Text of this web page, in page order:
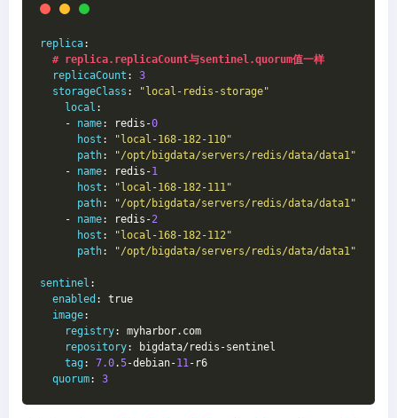
replica:
# replica.replicaCount与sentinel.quorum值一样
replicaCount : 3
storageClass :
"local-redis-storage"
local :
- name: redis-0
host :
"local-168-182-110"
path:
"/opt/bigdata/servers/redis/data/data1"
- name: redis-1
host :
"local-168-182-111"
path:
"/opt/bigdata/servers/redis/data/data1"
- name: redis-2
host :
"local-168-182-112"
path: "/opt/bigdata/servers/redis/data/data1"
sentinel :
enabled : true
image:
registry: myharbor.com
repository: bigdata/redis-sentinel
tag : 7.0.5-debian-11 -r6
quorum: 3